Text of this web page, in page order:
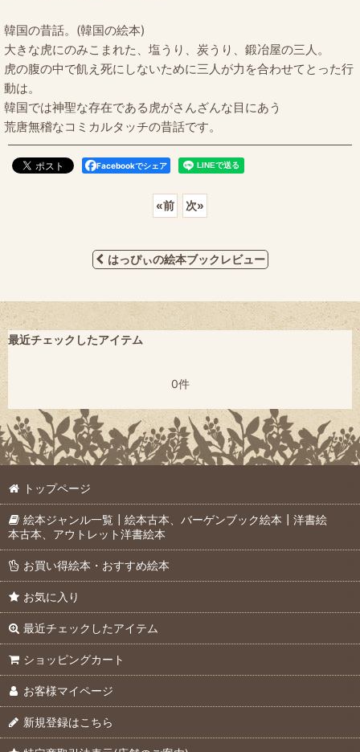
韓国の昔話。(韓国の絵本)
大きな虎にのみこまれた、塩うり、炭うり、鍛冶屋の三人。
虎の腹の中で飢え死にしないために三人が力を合わせてとった行
動は。
韓国では神聖な存在である虎がさんざんな目にあう
荒唐無稽なコミカルタッチの昔話です。
Facebookでシェア
«前 次»
はっぴぃの絵本ブックレビュー
最近チェックしたアイテム
0件
トップページ
絵本ジャンル一覧┃絵本古本、バーゲンブック絵本┃洋書絵
本古本、アウトレット洋書絵本
お買い得絵本・おすすめ絵本
お気に入り
最近チェックしたアイテム
ショッピングカート
お客様マイページ
新規登録はこちら